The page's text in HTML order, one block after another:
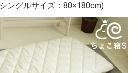
ングルサイズ：80×180cm)